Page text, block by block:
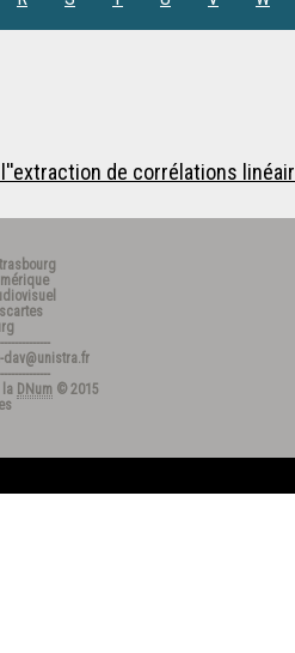
de corrélations
la DNum © 2015